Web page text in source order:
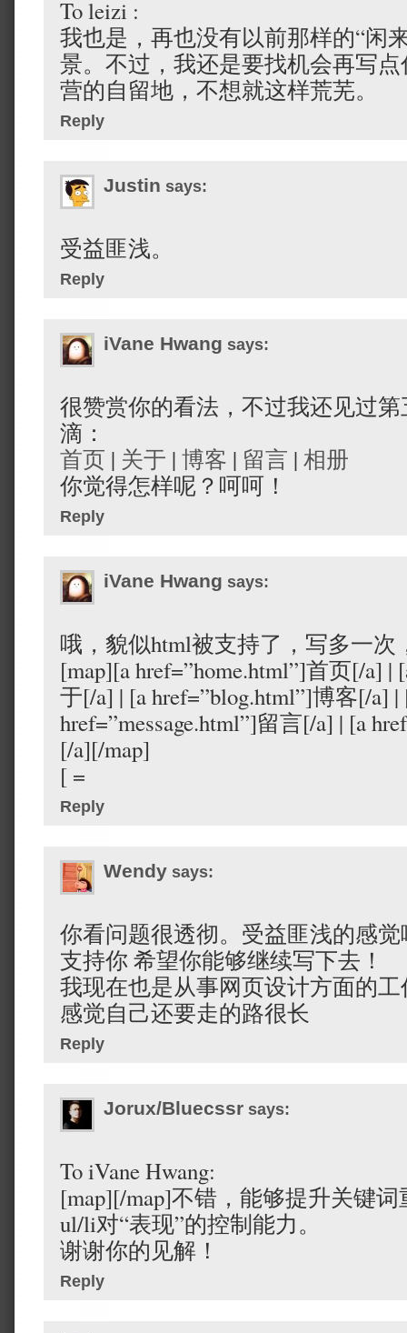
To leizi :
我也是，再也没有以前那样的“闲
景。不过，我还是要找机会再写
营的自留地，不想就这样荒芜。
Reply
Justin says:
受益匪浅。
Reply
iVane Hwang says:
很赞赏你的看法，不过我还见过
滴：
首页 | 关于 | 博客 | 留言 | 相册
你觉得怎样呢？呵呵！
Reply
iVane Hwang says:
哦，貌似html被支持了，写多一次
[map][a href=”home.html”]首页[/a] |
于[/a] | [a href=”blog.html”]博客[/a] |
href=”message.html”]留言[/a] | [a
[/a][/map]
[ =
Reply
Wendy says:
你看问题很透彻。受益匪浅的感觉
支持你 希望你能够继续写下去！
我现在也是从事网页设计方面的工
感觉自己还要走的路很长
Reply
Jorux/Bluecssr says:
To iVane Hwang:
[map][/map]不错，能够提升关键
ul/li对“表现”的控制能力。
谢谢你的见解！
Reply